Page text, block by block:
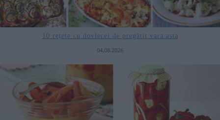
10 rețete cu dovlecei de pregătit vara asta
04.08.2026